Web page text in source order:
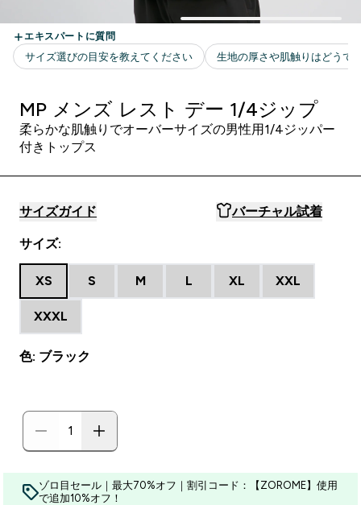
MP メンズ レスト デー 1/4ジップ
柔らかな肌触りでオーバーサイズの男性用1/4ジッパー
付きトップス
サイズガイド バーチャル試着
サイズ:
XS S M L XL XXL
XXXL
色: ブラック
ゾロ目セール｜最大70%オフ｜割引コード：【ZOROME】使用
で追加10%オフ！